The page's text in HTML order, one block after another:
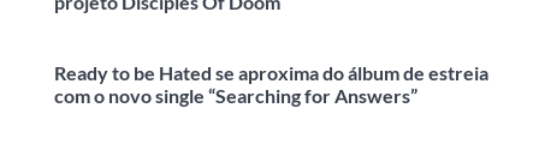
Ready to be Hated se aproxima do álbum de estreia
com o novo single “Searching for Answers”